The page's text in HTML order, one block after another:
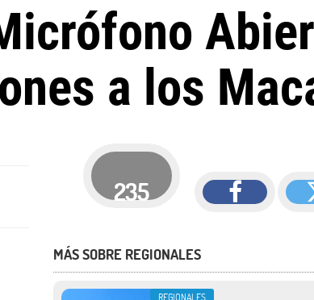
a los
235
MÁS SOBRE REGIONALES
REGIONALES